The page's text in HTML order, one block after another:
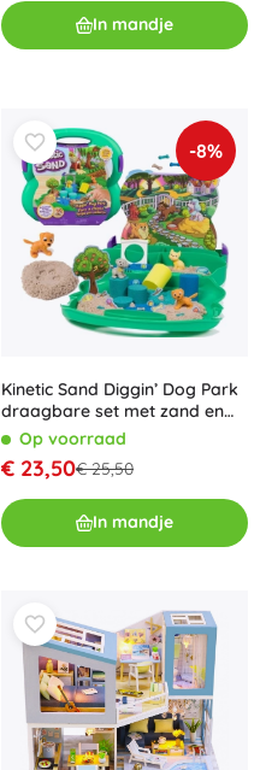
In mandje
-8%
Kinetic Sand Diggin’ Dog Park
draagbare set met zand en
hondjes
Op voorraad
€ 23,50€ 25,50
In mandje